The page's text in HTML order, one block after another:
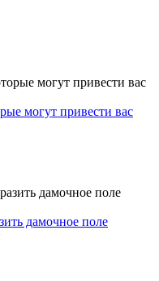
могут привести вас
дамочное поле